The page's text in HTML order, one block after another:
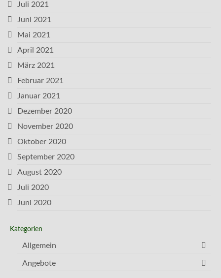
Juli 2021
Juni 2021
Mai 2021
April 2021
März 2021
Februar 2021
Januar 2021
Dezember 2020
November 2020
Oktober 2020
September 2020
August 2020
Juli 2020
Juni 2020
Kategorien
Allgemein
Angebote